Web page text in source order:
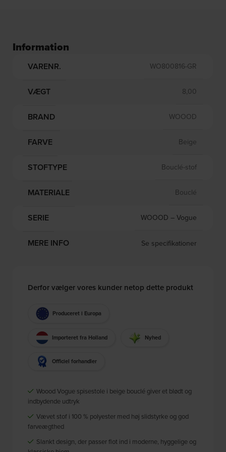
Information
VARENR. WO800816-GR
VÆGT 8,00
BRAND WOOOD
FARVE Beige
STOFTYPE Bouclé-stof
MATERIALE Bouclé
SERIE WOOOD – Vogue
MERE INFO Se specifikationer
Derfor vælger vores kunder netop dette produkt
Produceret i Europa
Importeret fra Holland Nyhed
Officiel forhandler
Woood Vogue spisestole i beige bouclé giver et blødt og
indbydende udtryk
Vævet stof i 100 % polyester med høj slidstyrke og god
farveægthed
Slankt design, der passer flot ind i moderne, hyggelige og